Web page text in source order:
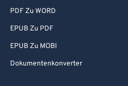
PDF Zu WORD
EPUB Zu PDF
EPUB Zu MOBI
Dokumentenkonverter